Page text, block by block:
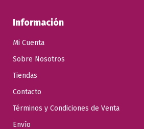
Información
Mi Cuenta
Sobre Nosotros
Tiendas
Contacto
Términos y Condiciones de Venta
Envío